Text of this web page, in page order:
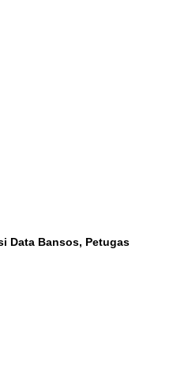
Data Bansos, Petugas